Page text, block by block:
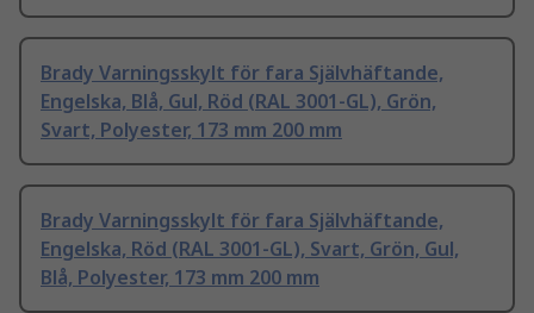
Brady Varningsskylt för fara Självhäftande,
Engelska, Blå, Gul, Röd (RAL 3001-GL), Grön,
Svart, Polyester, 173 mm 200 mm
Brady Varningsskylt för fara Självhäftande,
Engelska, Röd (RAL 3001-GL), Svart, Grön, Gul,
Blå, Polyester, 173 mm 200 mm